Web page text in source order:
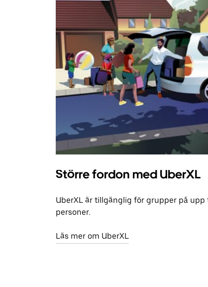
Större fordon med UberXL
UberXL är tillgänglig för grupper på upp
personer.
Läs mer om UberXL